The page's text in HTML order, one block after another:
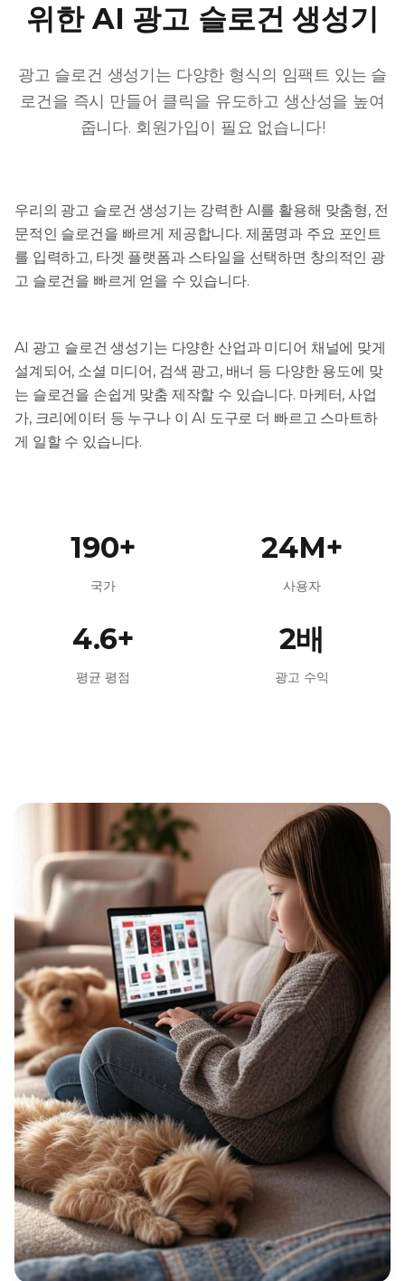
위한 AI 광고 슬로건 생성기
광고 슬로건 생성기는 다양한 형식의 임팩트 있는 슬
로건을 즉시 만들어 클릭을 유도하고 생산성을 높여
줍니다. 회원가입이 필요 없습니다!
우리의 광고 슬로건 생성기는 강력한 AI를 활용해 맞춤형, 전
문적인 슬로건을 빠르게 제공합니다. 제품명과 주요 포인트
를 입력하고, 타겟 플랫폼과 스타일을 선택하면 창의적인 광
고 슬로건을 빠르게 얻을 수 있습니다.
AI 광고 슬로건 생성기는 다양한 산업과 미디어 채널에 맞게
설계되어, 소셜 미디어, 검색 광고, 배너 등 다양한 용도에 맞
는 슬로건을 손쉽게 맞춤 제작할 수 있습니다. 마케터, 사업
가, 크리에이터 등 누구나 이 AI 도구로 더 빠르고 스마트하
게 일할 수 있습니다.
190+
국가
24M+
사용자
4.6+
평균 평점
2배
광고 수익